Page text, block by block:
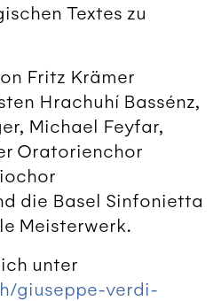
Textes zu
Fritz Krämer
Hrachuhí Bassénz,
Michael Feyfar,
Oratorienchor
die Basel Sinfonietta
Meisterwerk.
unter
giuseppe-verdi-